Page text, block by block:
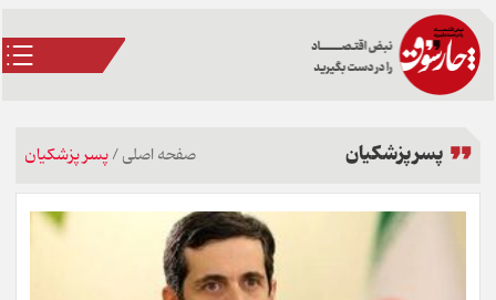
پسر پزشکیان صفحه اصلی/پسر پزشکیان